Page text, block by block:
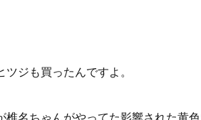
ジも買ったんですよ。